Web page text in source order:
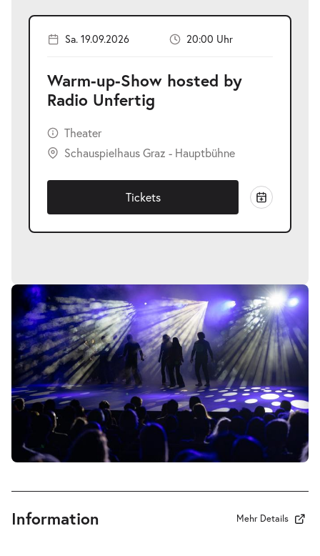
Sa. 19.09.2026 20:00 Uhr
Warm-up-Show hosted by
Radio Unfertig
Theater
Schauspielhaus Graz - Hauptbühne
Tickets
Information Mehr Details